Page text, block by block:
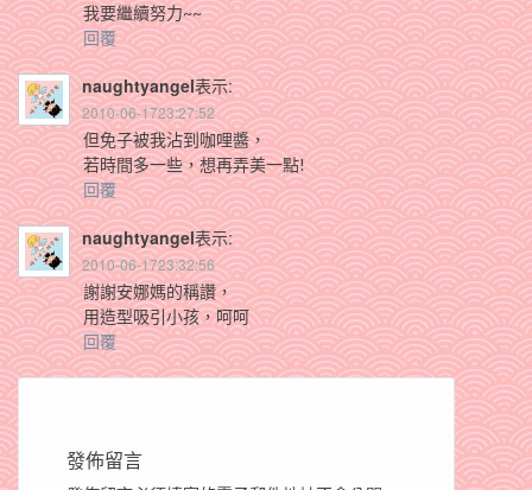
我要繼續努力~~
回覆
naughtyangel表示:
2010-06-1723:27:52
但免子被我沾到咖哩醬，
若時間多一些，想再弄美一點!
回覆
naughtyangel表示:
2010-06-1723:32:56
謝謝安娜媽的稱讚，
用造型吸引小孩，呵呵
回覆
發佈留言